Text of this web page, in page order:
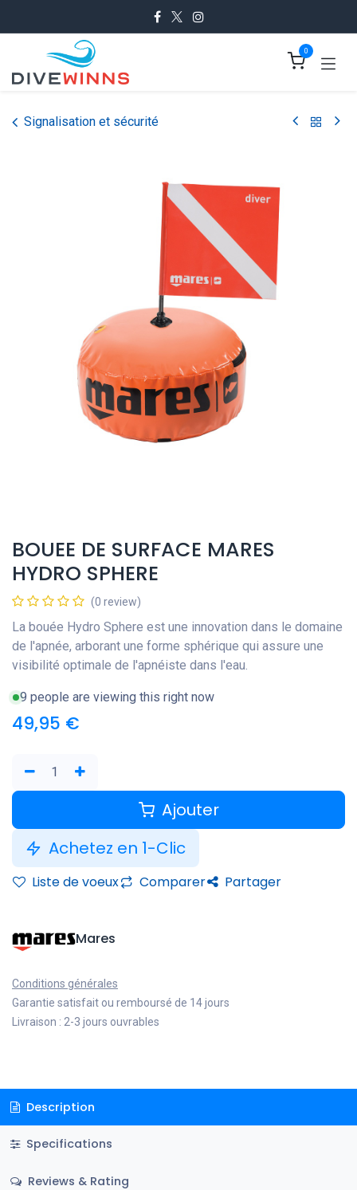
0
Signalisation et sécurité
BOUEE DE SURFACE MARES
HYDRO SPHERE
(0 review)
La bouée Hydro Sphere est une innovation dans le domaine
de l'apnée, arborant une forme sphérique qui assure une
visibilité optimale de l'apnéiste dans l'eau.
9 people are viewing this right now
49,95 €
Ajouter
Achetez en 1-Clic
Liste de voeux Comparer Partager
Mares
Conditions générales
Garantie satisfait ou remboursé de 14 jours
Livraison : 2-3 jours ouvrables
Description
Specifications
Reviews & Rating